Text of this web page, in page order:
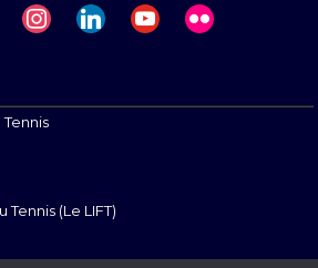
instagramlinkedinyoutubeflickr
(Le LIFT)